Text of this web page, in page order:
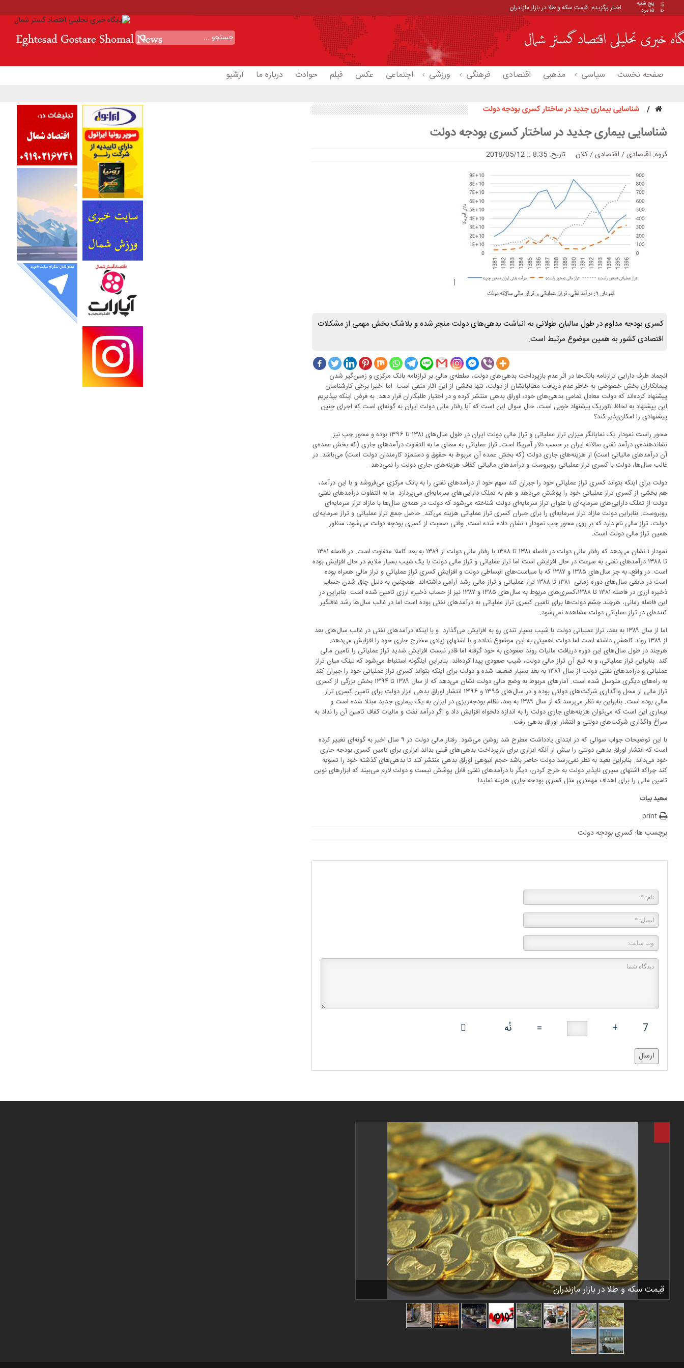
۱۴۰۵
پنج شنبه
۱۵ مرد
اخبار برگزیده: قیمت سکه و طلا در بازار مازندران
صفحه نخست سیاسی مذهبی اقتصادی فرهنگی ورزشی اجتماعی عکس فیلم حوادث درباره ما آرشیو
شناسایی بیماری جدید در ساختار کسری بودجه دولت
شناسایی بیماری جدید در ساختار کسری بودجه دولت
گروه: اقتصادی/ اقتصادی / کلان تاریخ: 8:35 :: 2018/05/12
کسری بودجه مداوم در طول سالیان طولانی به انباشت بدهی‌های دولت منجر شده و بلاشک بخش مهمی از مشکلات
اقتصادی کشور به همین موضوع مرتبط است.
انجماد طرف دارایی ترازنامه بانک‌ها در اثر عدم بازپرداخت بدهی‌های دولت، سلطه‌ی مالی بر ترازنامه بانک مرکزی و زمین‌گیر شدن
پیمانکاران بخش خصوصی به خاطر عدم دریافت مطالباتشان از دولت، تنها بخشی از این آثار منفی است. اما اخیرا برخی کارشناسان
پیشنهاد کرده‌اند که دولت معادل تمامی بدهی‌های خود، اوراق بدهی منتشر کرده و در اختیار طلبکاران قرار دهد. به فرض اینکه بپذیریم
این پیشنهاد به لحاظ تئوریک پیشنهاد خوبی است، حال سوال این است که آیا رفتار مالی دولت ایران به گونه‌ای است که اجرای چنین
پیشنهادی را امکان‌پذیر کند؟
محور راست نمودار یک نمایانگر میزان تراز عملیاتی و تراز مالی دولت ایران در طول سال‌های ۱۳۸۱ تا ۱۳۹۶ بوده و محور چپ نیز
نشاندهنده‌ی درآمد نفتی سالانه ایران بر حسب دلار آمریکا است. تراز عملیاتی به معنای ما به التفاوت درآمدهای جاری (که بخش عمده‌ی
آن درآمدهای مالیاتی است) از هزینه‌های جاری دولت (که بخش عمده آن مربوط به حقوق و دستمزد کارمندان دولت است) می‌باشد. در
غالب سال‌ها، دولت با کسری تراز عملیاتی روبروست و درآمدهای مالیاتی کفاف هزینه‌های جاری دولت را نمی‌دهد.
دولت برای اینکه بتواند کسری تراز عملیاتی خود را جبران کند سهم خود از درآمدهای نفتی را به بانک مرکزی می‌فروشد و با این درآمد،
هم بخشی از کسری تراز عملیاتی خود را پوشش می‌دهد و هم به تملک دارایی‌های سرمایه‌ای می‌پردازد. ما به التفاوت درآمدهای نفتی
دولت از تملک دارایی‌های سرمایه‌ای با عنوان تراز سرمایه‌ای دولت شناخته می‌شود که دولت در همه‌ی سال‌ها با مازاد تراز سرمایه‌ای
روبروست. بنابراین دولت مازاد تراز سرمایه‌ای را برای جبران کسری تراز عملیاتی هزینه می‌کند. حاصل جمع تراز عملیاتی و تراز سرمایه‌ای
دولت، تراز مالی نام دارد که بر روی محور چپ نمودار ۱ نشان داده شده است. وقتی صحبت از کسری بودجه دولت می‌شود، منظور
همین تراز مالی دولت است.
نمودار ۱ نشان می‌دهد که رفتار مالی دولت در فاصله ۱۳۸۱ تا ۱۳۸۸ با رفتار مالی دولت از ۱۳۸۹ به بعد کاملا متفاوت است. در فاصله ۱۳۸۱
تا ۱۳۸۸ درآمدهای نفتی به سرعت در حال افزایش است اما تراز عملیاتی و تراز مالی دولت با یک شیب بسیار ملایم در حال افزایش بوده
است. در واقع، به جز سال‌های ۱۳۸۵ و ۱۳۸۷ که با سیاست‌های انبساطی دولت و افزایش کسری تراز عملیاتی و تراز مالی همراه بوده
است در مابقی سال‌های دوره زمانی ۱۳۸۱ تا ۱۳۸۸ تراز عملیاتی و تراز مالی رشد آرامی داشته‌اند. همچنین به دلیل چاق شدن حساب
ذخیره ارزی در فاصله ۱۳۸۱ تا ۱۳۸۸،کسری‌های مربوط به سال‌های ۱۳۸۵ و ۱۳۸۷ نیز از حساب ذخیره ارزی تامین شده است. بنابراین در
این فاصله زمانی، هرچند چشم دولت‌ها برای تامین کسری تراز عملیاتی به درآمدهای نفتی بوده است اما در غالب سال‌ها رشد غافلگیر
کننده‌ای در تراز عملیاتی دولت مشاهده نمی‌شود.
اما از سال ۱۳۸۹ به بعد، تراز عملیاتی دولت با شیب بسیار تندی رو به افزایش می‌گذارد و با اینکه درآمدهای نفتی در غالب سال‌های بعد
از ۱۳۸۹ روند کاهشی داشته است اما دولت اهمیتی به این موضوع نداده و با اشتهای زیادی مخارج جاری خود را افزایش می‌دهد.
هرچند در طول سال‌های این دوره دریافت مالیات روند صعودی به خود گرفته اما قادر نیست افزایش شدید تراز عملیاتی را تامین مالی
کند. بنابراین تراز عملیاتی، و به تبع آن تراز مالی دولت، شیب صعودی پیدا کرده‌اند. بنابراین اینگونه استنباط می‌شود که لینک میان تراز
عملیاتی و درآمدهای نفتی دولت از سال ۱۳۸۹ به بعد بسیار ضعیف شده و دولت برای اینکه بتواند کسری تراز عملیاتی خود را جبران کند
به راه‌های دیگری متوسل شده است. آمارهای مربوط به وضع مالی دولت نشان می‌دهد که از سال ۱۳۸۹ تا ۱۳۹۴ بخش بزرگی از کسری
تراز مالی از محل واگذاری شرکت‌های دولتی بوده و در سال‌های ۱۳۹۵ و ۱۳۹۶ انتشار اوراق بدهی ابزار دولت برای تامین کسری تراز
مالی بوده است. بنابراین به نظر می‌رسد که از سال ۱۳۸۹ به بعد، نظام بودجه‌ریزی در ایران به یک بیماری جدید مبتلا شده است و
بیماری این است که می‌توان هزینه‌های جاری دولت را به اندازه دلخواه افزایش داد و اگر درآمد نفت و مالیات کفاف تامین آن را نداد به
سراغ واگذاری شرکت‌های دولتی و انتشار اوراق بدهی رفت.
با این توضیحات جواب سوالی که در ابتدای یادداشت مطرح شد روشن می‌شود. رفتار مالی دولت در ۹ سال اخیر به گونه‌ای تغییر کرده
است که انتشار اوراق بدهی دولتی را بیش از آنکه ابزاری برای بازپرداخت بدهی‌های قبلی بداند ابزاری برای تامین کسری‌ بودجه جاری
خود می‌داند. بنابراین بعید به نظر نمی‌رسد دولت حاضر باشد حجم انبوهی اوراق بدهی منتشر کند تا بدهی‌های گذشته خود را تسویه
کند چراکه اشتهای سیری ناپذیر دولت به خرج کردن، دیگر با درآمدهای نفتی قابل پوشش نیست و دولت لازم می‌بیند که ابزارهای نوین
تامین مالی را برای اهداف مهمتری مثل کسری بودجه جاری هزینه نماید!
سعید بیات
print
برچسب ها:کسری بودجه دولت
7
+
= نُه
ارسال
قیمت سکه و طلا در بازار مازندران